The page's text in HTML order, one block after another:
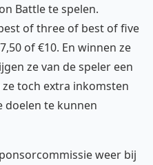
Battle te spelen.
of three of best of five
of €10. En winnen ze
ze van de speler een
toch extra inkomsten
doelen te kunnen
weer bij